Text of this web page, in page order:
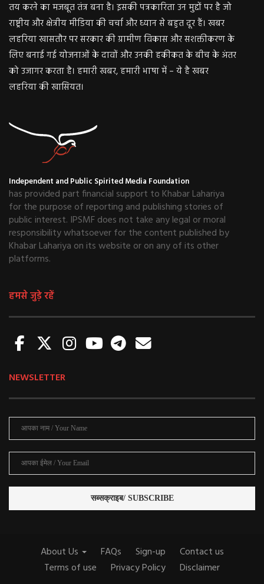
तय करने का मजबूत तंत्र बना है। इसकी पत्रकारिता उन मुद्दों पर है जो
राष्ट्रीय और क्षेत्रीय मीडिया की चर्चा और ध्यान से बहुत दूर हैं। खबर
लहरिया खासतौर पर सरकार की ग्रामीण विकास और सशक्तीकरण के
लिए बनाई गई योजनाओं के दावों और उनकी हकीकत के बीच के अंतर
को उजागर करता है। हमारी खबर, हमारी भाषा में – ये है खबर
लहरिया की खासियत।
Independent and Public Spirited Media Foundation
has provided part financial support to Khabar Lahariya
for the purpose of reporting and publishing stories of
public interest. IPSMF does not take any legal or moral
responsibility whatsoever for the content published by
Khabar Lahariya on its website or on any of its other
platforms.
हमसे जुड़े रहें
NEWSLETTER
About Us FAQs Sign-up
Contact us
Terms of use
Privacy Policy Disclaimer